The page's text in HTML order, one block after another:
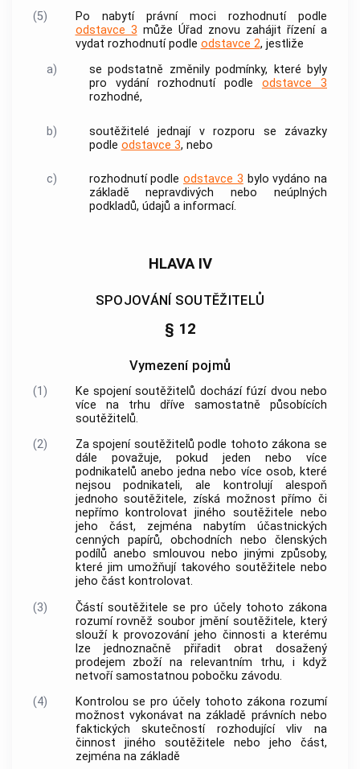
(5)
Po nabytí právní moci rozhodnutí podle
odstavce 3 může Úřad znovu zahájit řízení a
vydat rozhodnutí podle odstavce 2, jestliže
a)
se podstatně změnily podmínky, které byly
pro vydání rozhodnutí podle odstavce 3
rozhodné,
b) soutěžitelé jednají v rozporu se závazky
podle odstavce 3, nebo
c) rozhodnutí podleodstavce 3 bylo vydáno na
základě nepravdivých nebo neúplných
podkladů, údajů a informací.
HLAVA IV
SPOJOVÁNÍ SOUTĚŽITELŮ
§ 12
Vymezení pojmů
(1) Ke spojenísoutěžitelů dochází fúzí dvou nebo
více na trhu dříve samostatně působících
soutěžitelů.
(2)
Za spojení soutěžitelů podle tohoto zákona se
dále považuje, pokud jeden nebo více
podnikatelů anebo jedna nebo více osob, které
nejsou podnikateli, ale kontrolují alespoň
jednohosoutěžitele, získá možnost přímo či
nepřímo kontrolovat jinéhosoutěžitele nebo
jeho část, zejména nabytím účastnických
cenných papírů, obchodních nebo členských
podílů anebo smlouvou nebo jinými způsoby,
které jim umožňují takového soutěžitele nebo
jeho část kontrolovat.
(3)
Částí soutěžitele se pro účely tohoto zákona
rozumí rovněž soubor jměnísoutěžitele, který
slouží k provozování jeho činnosti a kterému
lze jednoznačně přiřadit obrat dosažený
prodejem zboží narelevantním trhu, i když
netvoří samostatnou pobočku závodu.
(4)
Kontrolou se pro účely tohoto zákona rozumí
možnost vykonávat na základě právních nebo
faktických skutečností rozhodující vliv na
činnost jiného soutěžitele nebo jeho část,
zejména na základě